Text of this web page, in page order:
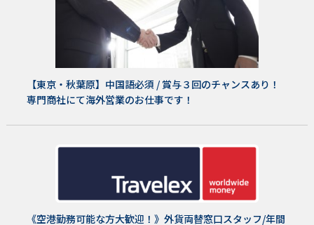
【東京・秋葉原】中国語必須 / 賞与３回のチャンスあり！
専門商社にて海外営業のお仕事です！
《空港勤務可能な方大歓迎！》外貨両替窓口スタッフ/年間